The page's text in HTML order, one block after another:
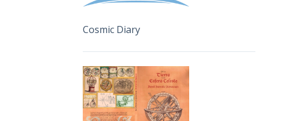
Cosmic Diary